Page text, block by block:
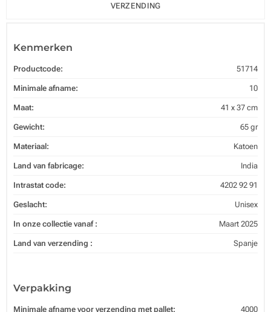
VERZENDING
Kenmerken
Productcode: 51714
Minimale afname: 10
Maat: 41 x 37 cm
Gewicht: 65 gr
Materiaal: Katoen
Land van fabricage: India
Intrastat code: 4202 92 91
Geslacht: Unisex
In onze collectie vanaf : Maart 2025
Land van verzending : Spanje
Verpakking
Minimale afname voor verzending met pallet: 4000